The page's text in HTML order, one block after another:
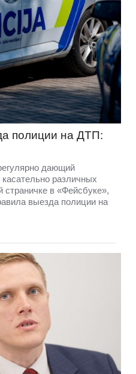
полиции на ДТП:
дающий
различных
страничке в «Фейсбуке»,
выезда полиции на